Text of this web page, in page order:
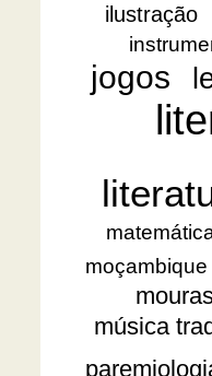
ilustração
jogos
moçambique
música